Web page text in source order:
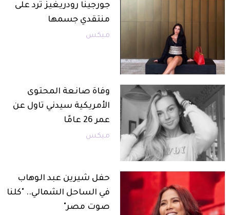
جورجينا رودريغيز ترد على
منتقدي جسمها
ميكس
وفاة صانعة المحتوى
الأمريكية سيدني تاول عن
عمر 26 عامًا
ميكس
حفل شيرين عبد الوهاب
في الساحل الشمالي.. "كلنا
صوت مصر"